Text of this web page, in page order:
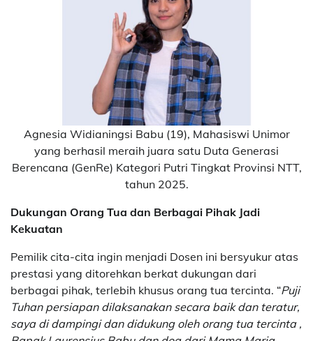
Agnesia Widianingsi Babu (19), Mahasiswi Unimor
yang berhasil meraih juara satu Duta Generasi
Berencana (GenRe) Kategori Putri Tingkat Provinsi NTT,
tahun 2025.
Dukungan Orang Tua dan Berbagai Pihak Jadi
Kekuatan
Pemilik cita-cita ingin menjadi Dosen ini bersyukur atas
prestasi yang ditorehkan berkat dukungan dari
berbagai pihak, terlebih khusus orang tua tercinta. “Puji
Tuhan persiapan dilaksanakan secara baik dan teratur,
saya di dampingi dan didukung oleh orang tua tercinta ,